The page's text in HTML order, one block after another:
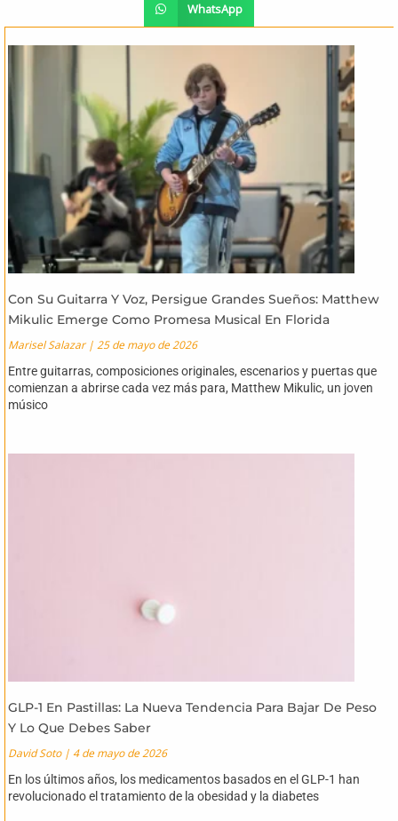
WhatsApp
Con Su Guitarra Y Voz, Persigue Grandes Sueños: Matthew
Mikulic Emerge Como Promesa Musical En Florida
Marisel Salazar 25 de mayo de 2026
Entre guitarras, composiciones originales, escenarios y puertas que
comienzan a abrirse cada vez más para, Matthew Mikulic, un joven
músico
GLP-1 En Pastillas: La Nueva Tendencia Para Bajar De Peso
Y Lo Que Debes Saber
David Soto 4 de mayo de 2026
En los últimos años, los medicamentos basados en el GLP-1 han
revolucionado el tratamiento de la obesidad y la diabetes